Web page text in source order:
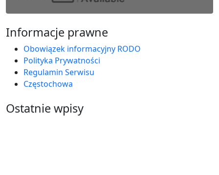
Informacje prawne
Obowiązek informacyjny RODO
Polityka Prywatności
Regulamin Serwisu
Częstochowa
Ostatnie wpisy